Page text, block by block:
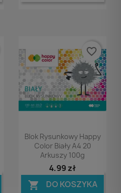
Podgląd
Blok Rysunkowy Happy
Color Biały A4 20
Arkuszy 100g
4,99 zł
 DO KOSZYKA
favorite_border